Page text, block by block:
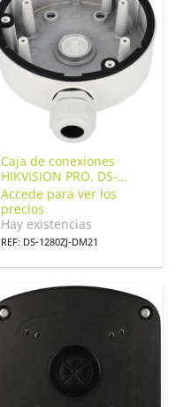
Caja de conexiones
HIKVISION PRO. DS-
1280ZJ-DM21
Accede para ver los
precios
Hay existencias
REF: DS-1280ZJ-DM21